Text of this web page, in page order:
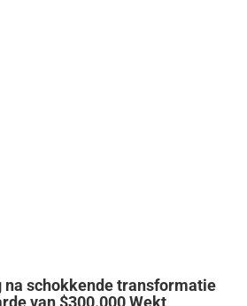
na schokkende transformatie
van $300.000 Wekt